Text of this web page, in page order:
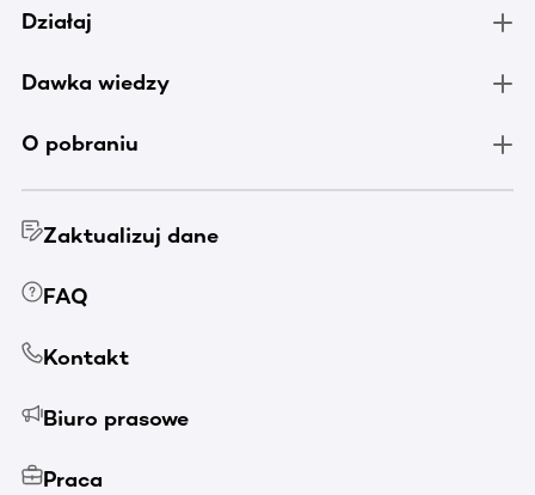
Działaj
Dawka wiedzy
O pobraniu
Zaktualizuj dane
FAQ
Kontakt
Biuro prasowe
Praca